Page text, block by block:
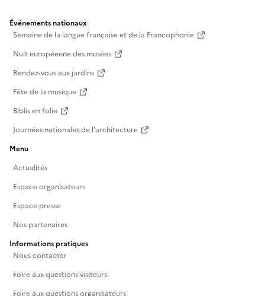
Événements nationaux
Semaine de la langue française et de la Francophonie
Nuit européenne des musées
Rendez-vous aux jardins
Fête de la musique
Biblis en folie
Journées nationales de l'architecture
Menu
Actualités
Espace organisateurs
Espace presse
Nos partenaires
Informations pratiques
Nous contacter
Foire aux questions visiteurs
Foire aux questions organisateurs